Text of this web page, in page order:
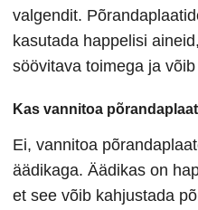
valgendit.
kasutada happelisi
söövitava toimega ja
Kas vannitoa
Ei, vannitoa
äädikaga. Äädikas on
et see võib kahjustada